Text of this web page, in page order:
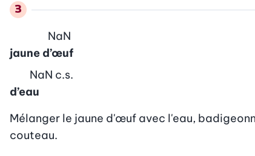
jaune d’œuf
NaN
d’eau
NaN c.s.
Mélanger le jaune d'œuf avec l'eau,
couteau.